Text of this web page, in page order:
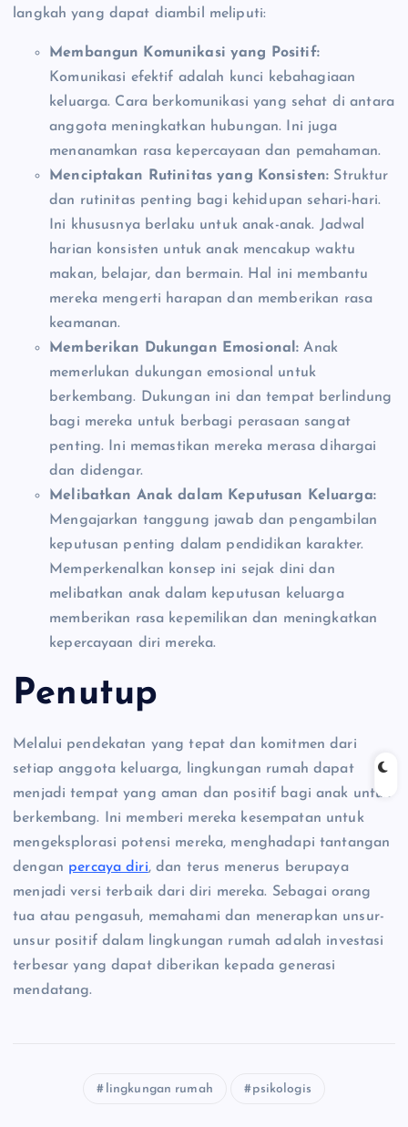
langkah yang dapat diambil meliputi:
Membangun Komunikasi yang Positif:
Komunikasi efektif adalah kunci kebahagiaan
keluarga. Cara berkomunikasi yang sehat di antara
anggota meningkatkan hubungan. Ini juga
menanamkan rasa kepercayaan dan pemahaman.
Menciptakan Rutinitas yang Konsisten: Struktur
dan rutinitas penting bagi kehidupan sehari-hari.
Ini khususnya berlaku untuk anak-anak. Jadwal
harian konsisten untuk anak mencakup waktu
makan, belajar, dan bermain. Hal ini membantu
mereka mengerti harapan dan memberikan rasa
keamanan.
Memberikan Dukungan Emosional: Anak
memerlukan dukungan emosional untuk
berkembang. Dukungan ini dan tempat berlindung
bagi mereka untuk berbagi perasaan sangat
penting. Ini memastikan mereka merasa dihargai
dan didengar.
Melibatkan Anak dalam Keputusan Keluarga:
Mengajarkan tanggung jawab dan pengambilan
keputusan penting dalam pendidikan karakter.
Memperkenalkan konsep ini sejak dini dan
melibatkan anak dalam keputusan keluarga
memberikan rasa kepemilikan dan meningkatkan
kepercayaan diri mereka.
Penutup
Melalui pendekatan yang tepat dan komitmen dari
setiap anggota keluarga, lingkungan rumah dapat
menjadi tempat yang aman dan positif bagi anak untuk
berkembang. Ini memberi mereka kesempatan untuk
mengeksplorasi potensi mereka, menghadapi tantangan
dengan percaya diri, dan terus menerus berupaya
menjadi versi terbaik dari diri mereka. Sebagai orang
tua atau pengasuh, memahami dan menerapkan unsur-
unsur positif dalam lingkungan rumah adalah investasi
terbesar yang dapat diberikan kepada generasi
mendatang.
lingkungan rumah psikologis